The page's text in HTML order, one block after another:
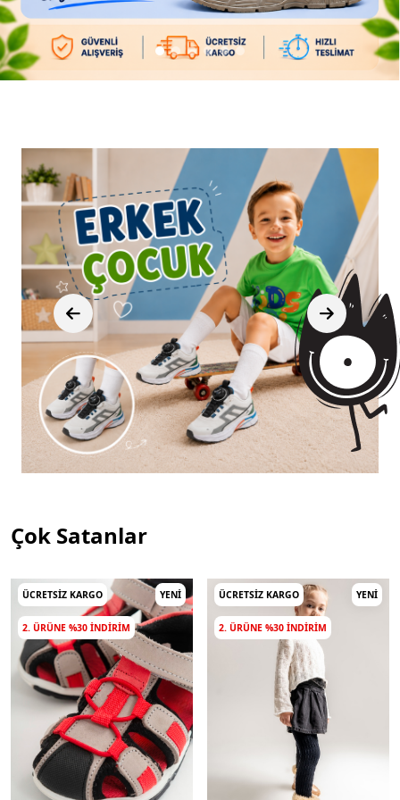
Çok Satanlar
ÜCRETSIZ KARGO YENI
2. ÜRÜNE %30 INDIRIM
ÜCRETSIZ KARGO YENI
2. ÜRÜNE %30 INDIRIM